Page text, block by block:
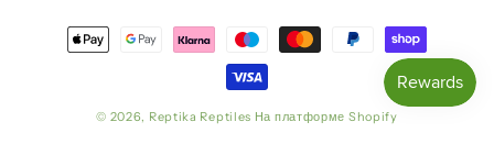
Способы
оплаты
© 2026, Reptika Reptiles На платформе Shopify